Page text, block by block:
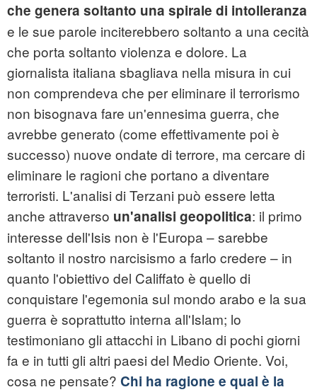
che genera soltanto una spirale di intolleranza
e le sue parole inciterebbero soltanto a una cecità
che porta soltanto violenza e dolore. La
giornalista italiana sbagliava nella misura in cui
non comprendeva che per eliminare il terrorismo
non bisognava fare un'ennesima guerra, che
avrebbe generato (come effettivamente poi è
successo) nuove ondate di terrore, ma cercare di
eliminare le ragioni che portano a diventare
terroristi. L'analisi di Terzani può essere letta
anche attraverso un'analisi geopolitica: il primo
interesse dell'Isis non è l'Europa – sarebbe
soltanto il nostro narcisismo a farlo credere – in
quanto l'obiettivo del Califfato è quello di
conquistare l'egemonia sul mondo arabo e la sua
guerra è soprattutto interna all'Islam; lo
testimoniano gli attacchi in Libano di pochi giorni
fa e in tutti gli altri paesi del Medio Oriente. Voi,
cosa ne pensate? Chi ha ragione e qual è la